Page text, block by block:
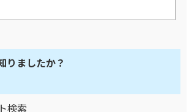
りましたか？
検索